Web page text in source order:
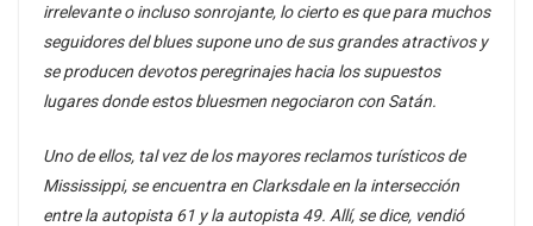
irrelevante o incluso sonrojante, lo cierto es que para muchos
seguidores del blues supone uno de sus grandes atractivos y
se producen devotos peregrinajes hacia los supuestos
lugares donde estos bluesmen negociaron con Satán.
Uno de ellos, tal vez de los mayores reclamos turísticos de
Mississippi, se encuentra en Clarksdale en la intersección
entre la autopista 61 y la autopista 49. Allí, se dice, vendió